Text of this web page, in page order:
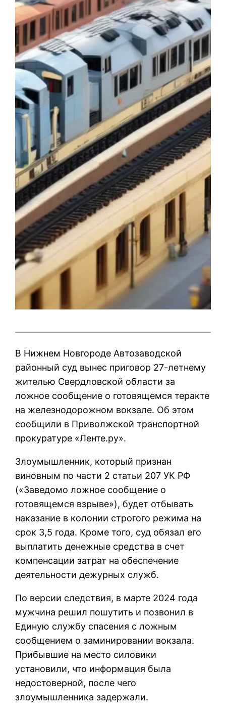
В Нижнем Новгороде Автозаводской
районный суд вынес приговор 27-летнему
жителью Свердловской области за
ложное сообщение о готовящемся теракте
на железнодорожном вокзале. Об этом
сообщили в Приволжской транспортной
прокуратуре «Ленте.ру».
Злоумышленник, который признан
виновным по части 2 статьи 207 УК РФ
(«Заведомо ложное сообщение о
готовящемся взрыве»), будет отбывать
наказание в колонии строгого режима на
срок 3,5 года. Кроме того, суд обязал его
выплатить денежные средства в счет
компенсации затрат на обеспечение
деятельности дежурных служб.
По версии следствия, в марте 2024 года
мужчина решил пошутить и позвонил в
Единую службу спасения с ложным
сообщением о заминировании вокзала.
Прибывшие на место силовики
установили, что информация была
недостоверной, после чего
злоумышленника задержали.